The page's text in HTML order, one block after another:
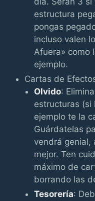
estructura
pongas
incluso valen
Afuera» como
ejemplo.
Cartas de
Olvido:
estructuras (si
ejemplo te la
Guárdatelas
vendrá genial,
mejor. Ten
máximo de
borrando las
Tesorería: